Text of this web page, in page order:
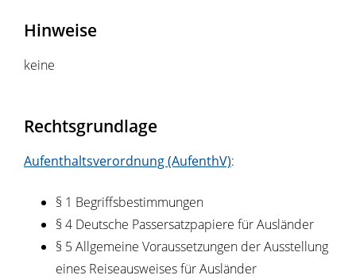
Hinweise
keine
Rechtsgrundlage
Aufenthaltsverordnung (AufenthV):
§ 1 Begriffsbestimmungen
§ 4 Deutsche Passersatzpapiere für Ausländer
§ 5 Allgemeine Voraussetzungen der Ausstellung
eines Reiseausweises für Ausländer